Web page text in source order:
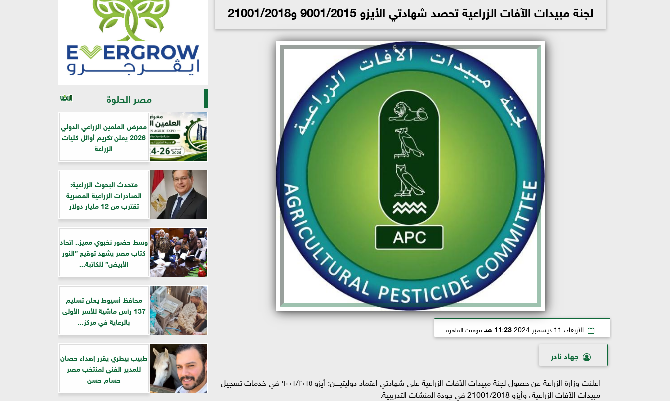
لجنة مبيدات الآفات الزراعية تحصد شهادتي الأيزو 9001/2015 و21001/2018
الأربعاء، 11 ديسمبر 2024 11:23 صـ بتوقيت القاهرة
جهاد نادر
اعلنت وزارة الزراعة عن حصول لجنة مبيدات الآفات الزراعية على شهادتي اعتماد دوليتيـــــن: أيزو ۹۰۰۱/۲۰۱٥ في خدمات تسجيل
مبيدات الآفات الزراعية، وأيزو 21001/2018 في جودة المنشآت التدريبية.
مصر الحلوة
معرض العلمين الزراعي الدولي
2026 يعلن تكريم أوائل كليات
الزراعة
متحدث البحوث الزراعية:
الصادرات الزراعية المصرية
تقترب من 12 مليار دولار
وسط حضور نخبوي مميز.. اتحاد
كتاب مصر يشهد توقيع ”النور
الأبيض” للكاتبة...
محافظ أسيوط يعلن تسليم
137 رأس ماشية للأسر الأولى
بالرعاية في مركز...
طبيب بيطري يقرر إهداء حصان
للمدير الفني لمنتخب مصر
حسام حسن